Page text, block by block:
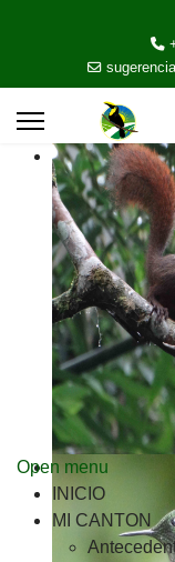
Open menu
INICIO
MI CANTON